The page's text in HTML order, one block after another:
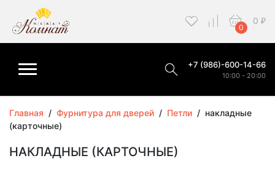
0
0 ₽
+7 (986)-600-14-66
10:00 - 20:00
Главная / Фурнитура для дверей / Петли / накладные
(карточные)
НАКЛАДНЫЕ (КАРТОЧНЫЕ)